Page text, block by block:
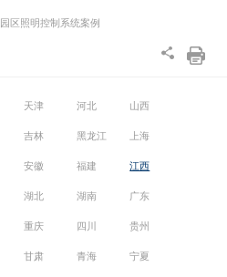
园区照明控制系统案例
天津 河北 山西
吉林 黑龙江 上海
安徽 福建 江西
湖北 湖南 广东
重庆 四川 贵州
甘肃 青海 宁夏